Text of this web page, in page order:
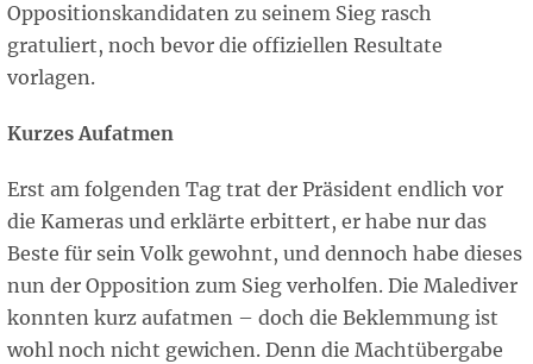
Oppositionskandidaten zu seinem Sieg rasch
gratuliert, noch bevor die offiziellen Resultate
vorlagen.
Kurzes Aufatmen
Erst am folgenden Tag trat der Präsident endlich vor
die Kameras und erklärte erbittert, er habe nur das
Beste für sein Volk gewohnt, und dennoch habe dieses
nun der Opposition zum Sieg verholfen. Die Malediver
konnten kurz aufatmen – doch die Beklemmung ist
wohl noch nicht gewichen. Denn die Machtübergabe